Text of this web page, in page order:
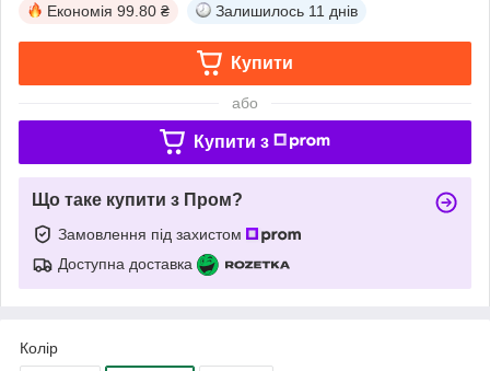
Економія 99.80 ₴ Залишилось 11 днів
Купити
або
Купити з
Що таке купити з Пром?
Замовлення під захистом
Доступна доставка
Колір